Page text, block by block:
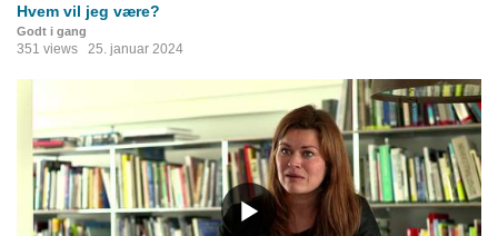
Hvem vil jeg være?
Godt i gang
351 views 25. januar 2024